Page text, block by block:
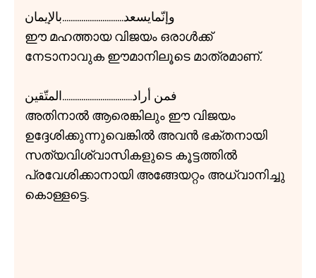
وإنّمايسعد.............................بالإيمان
ഈ മഹത്തായ വിജയം ഒരാൾക്ക്
നേടാനാവുക ഈമാനിലൂടെ മാത്രമാണ്.
فمن أراد.................................المتّقين
അതിനാൽ ആരെങ്കിലും ഈ വിജയം
ഉദ്ദേശിക്കുന്നുവെങ്കിൽ അവൻ ഭക്തനായി
സത്യവിശ്വാസികളുടെ കൂട്ടത്തിൽ
പ്രവേശിക്കാനായി അങ്ങേയറ്റം അധ്വാനിച്ചു
കൊള്ളട്ടെ.